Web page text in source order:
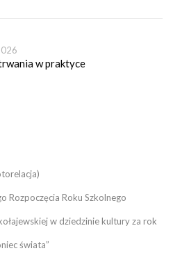
w praktyce
Rozpoczęcia Roku Szkolnego
w dziedzinie kultury za rok
świata”